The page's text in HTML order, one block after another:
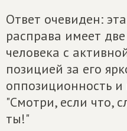
Ответ очевиден:
расправа имеет
человека с
позицией за его
оппозиционность и
"Смотри, если что,
ты!"